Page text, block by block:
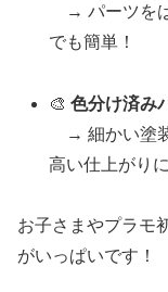
→ パーツを
でも簡単！
🎨色分け済み
→ 細かい塗
高い仕上がりに
お子さまやプラモ
がいっぱいです！